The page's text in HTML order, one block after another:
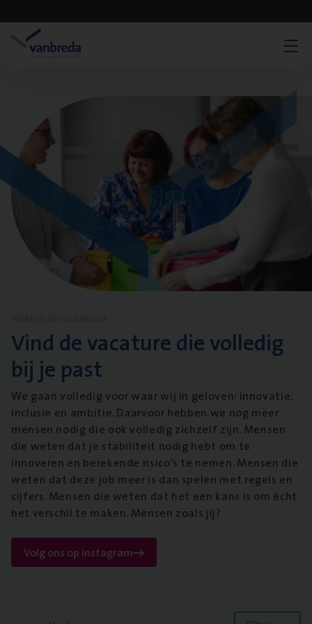
Vind de vacature die volledig
bij je past
We gaan volledig voor waar wij in geloven: innovatie,
inclusie en ambitie. Daarvoor hebben we nog meer
mensen nodig die ook volledig zichzelf zijn. Mensen
die weten dat je stabiliteit nodig hebt om te
innoveren en berekende risico’s te nemen. Mensen die
weten dat deze job meer is dan spelen met regels en
cijfers. Mensen die weten dat het een kans is om écht
het verschil te maken. Mensen zoals jij?
Volg ons op instagram